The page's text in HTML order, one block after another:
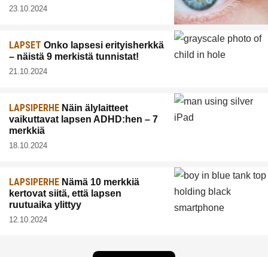
23.10.2024
LAPSET Onko lapsesi erityisherkkä
– näistä 9 merkistä tunnistat!
21.10.2024
LAPSIPERHE Näin älylaitteet
vaikuttavat lapsen ADHD:hen – 7
merkkiä
18.10.2024
LAPSIPERHE Nämä 10 merkkiä
kertovat siitä, että lapsen
ruutuaika ylittyy
12.10.2024